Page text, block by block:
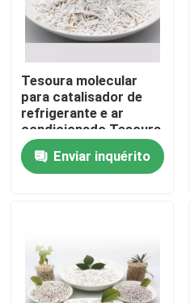
Produtos
Tesoura molecular
para catalisador de
refrigerante e ar
condicionado Tesoura
molecular 5A
Enviar inquérito